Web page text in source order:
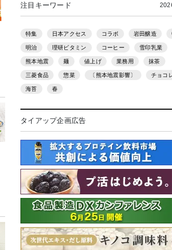
注目キーワード
特集 日本アクセス コラボ 岩田醸造
明治 理研ビタミン コーヒー 雪印乳業
熊本地震 麺 値上げ 業務用 抹茶
三菱食品 惣菜 〔熊本地震影響〕 チョコ
海苔 春
タイアップ企画広告